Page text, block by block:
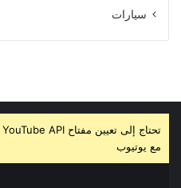
سيارات
مع يوتيوب